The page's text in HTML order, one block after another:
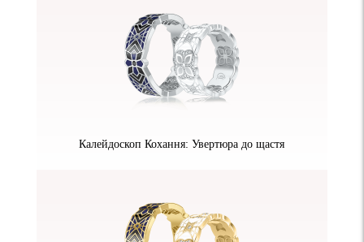
Калейдоскоп Кохання: Увертюра до щастя